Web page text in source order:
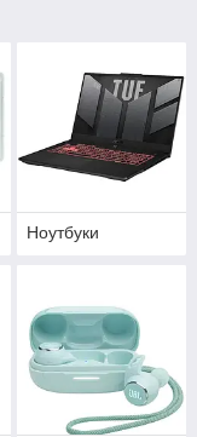
Ноутбуки